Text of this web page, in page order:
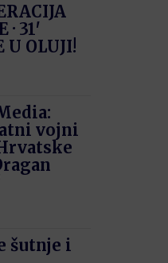
· 31′
U OLUJI!
vojni
šutnje i